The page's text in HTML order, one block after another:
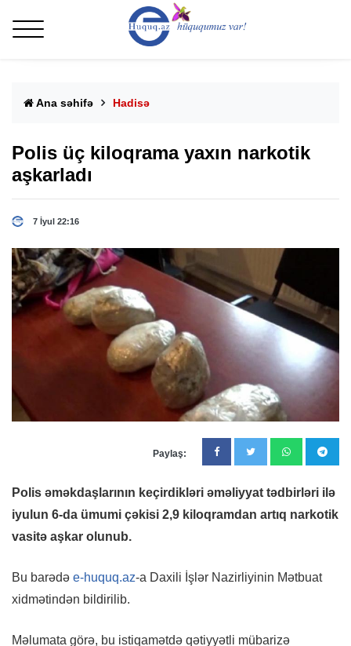
Ana səhifə Hadisə
Polis üç kiloqrama yaxın narkotik
aşkarladı
7 İyul 22:16
Paylaş:
Polis əməkdaşlarının keçirdikləri əməliyyat tədbirləri ilə
iyulun 6-da ümumi çəkisi 2,9 kiloqramdan artıq narkotik
vasitə aşkar olunub.
Bu barədə e-huquq.az-a Daxili İşlər Nazirliyinin Mətbuat
xidmətindən bildirilib.
Məlumata görə, bu istiqamətdə qətiyyətli mübarizə